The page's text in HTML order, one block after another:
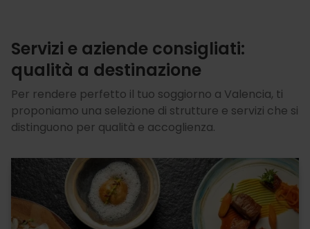
Servizi e aziende consigliati:
qualità a destinazione
Per rendere perfetto il tuo soggiorno a Valencia, ti
proponiamo una selezione di strutture e servizi che si
distinguono per qualità e accoglienza.